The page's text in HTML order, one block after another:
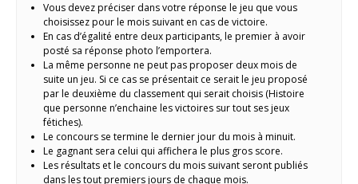
Vous devez préciser dans votre réponse le jeu que vous
choisissez pour le mois suivant en cas de victoire.
En cas d’égalité entre deux participants, le premier à avoir
posté sa réponse photo l’emportera.
La même personne ne peut pas proposer deux mois de
suite un jeu. Si ce cas se présentait ce serait le jeu proposé
par le deuxième du classement qui serait choisis (Histoire
que personne n’enchaine les victoires sur tout ses jeux
fétiches).
Le concours se termine le dernier jour du mois à minuit.
Le gagnant sera celui qui affichera le plus gros score.
Les résultats et le concours du mois suivant seront publiés
dans les tout premiers jours de chaque mois.